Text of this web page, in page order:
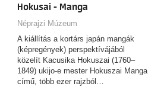
Hokusai - Manga
Néprajzi Múzeum
A kiállítás a kortárs japán mangák
(képregények) perspektívájából
közelít Kacusika Hokuszai (1760–
1849) ukijo-e mester Hokuszai Manga
című, több ezer rajzból…